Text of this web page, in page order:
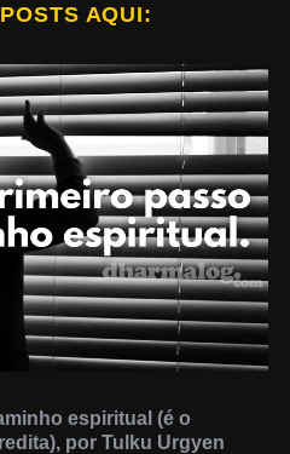
AQUI:
espiritual (é o
por Tulku Urgyen